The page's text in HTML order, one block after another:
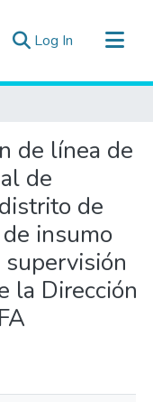
Log In (current)
de línea de
de
de
insumo
la Dirección